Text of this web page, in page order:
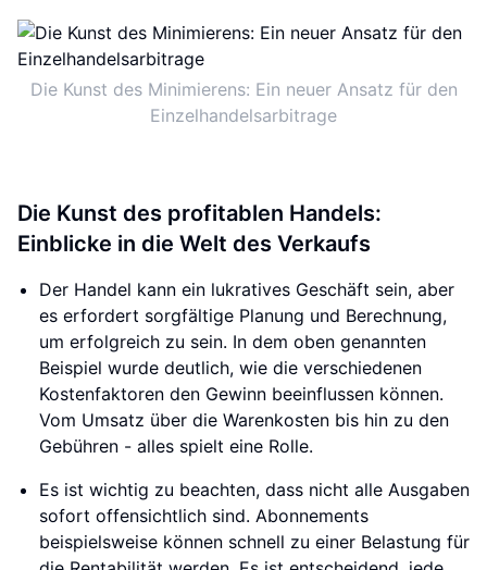
Die Kunst des Minimierens: Ein neuer Ansatz für den
Einzelhandelsarbitrage
Die Kunst des profitablen Handels:
Einblicke in die Welt des Verkaufs
Der Handel kann ein lukratives Geschäft sein, aber
es erfordert sorgfältige Planung und Berechnung,
um erfolgreich zu sein. In dem oben genannten
Beispiel wurde deutlich, wie die verschiedenen
Kostenfaktoren den Gewinn beeinflussen können.
Vom Umsatz über die Warenkosten bis hin zu den
Gebühren - alles spielt eine Rolle.
Es ist wichtig zu beachten, dass nicht alle Ausgaben
sofort offensichtlich sind. Abonnements
beispielsweise können schnell zu einer Belastung für